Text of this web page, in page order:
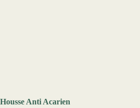
Housse Anti Acarien